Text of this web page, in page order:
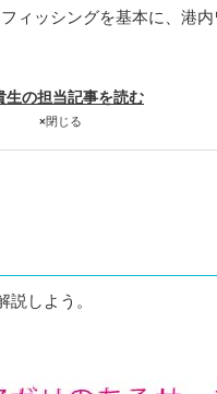
ィッシングを基本に、港内
生の担当記事を読む
×閉じる
しよう。